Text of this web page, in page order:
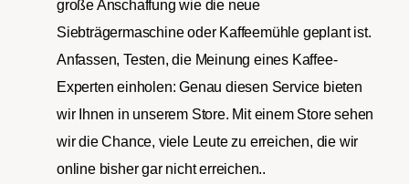
große Anschaffung wie die neue
Siebträgermaschine oder Kaffeemühle geplant ist.
Anfassen, Testen, die Meinung eines Kaffee-
Experten einholen: Genau diesen Service bieten
wir Ihnen in unserem Store. Mit einem Store sehen
wir die Chance, viele Leute zu erreichen, die wir
online bisher gar nicht erreichen..